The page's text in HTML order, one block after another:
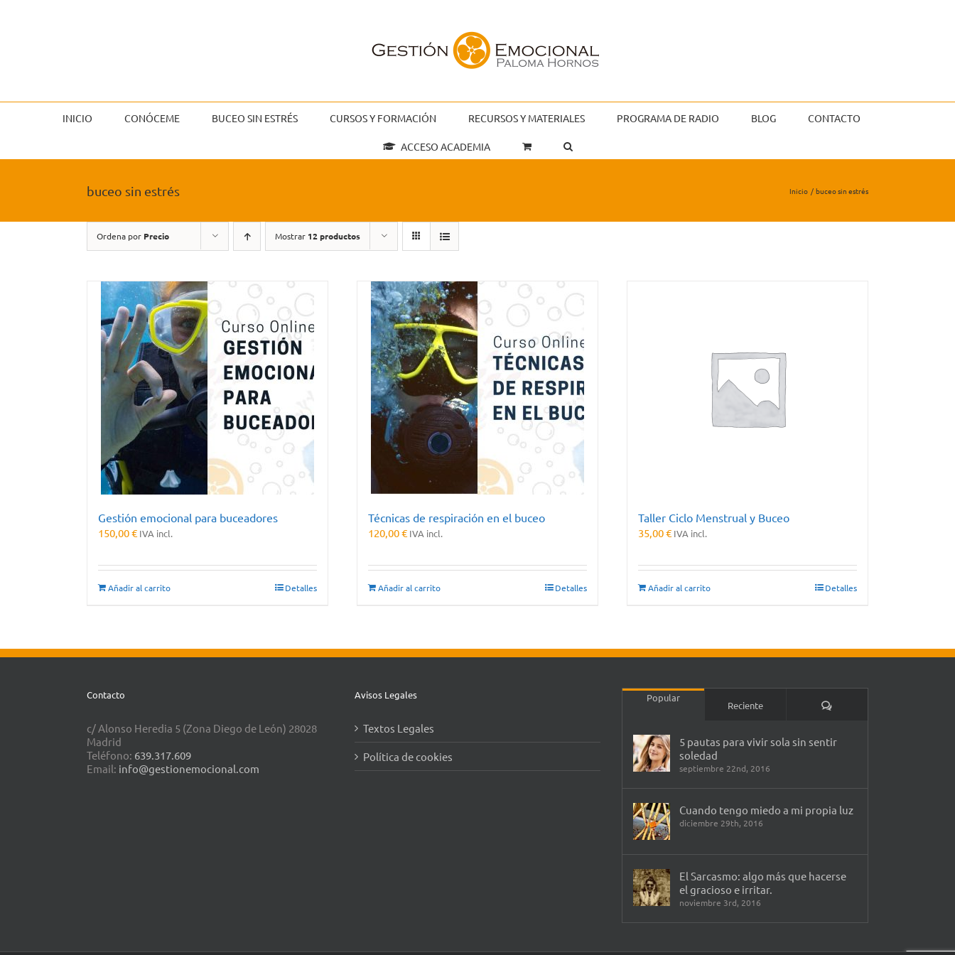
INICIO CONÓCEME BUCEO SIN ESTRÉS CURSOS Y FORMACIÓN RECURSOS Y MATERIALES PROGRAMA DE RADIO BLOG CONTACTO
ACCESO ACADEMIA
buceo sin estrés Inicio buceo sin estrés
Ordena por Precio Mostrar 12 productos
Gestión emocional para buceadores
150,00€ IVA incl.
Añadir al carrito Detalles
Técnicas de respiración en el buceo
120,00€ IVA incl.
Añadir al carrito Detalles
Taller Ciclo Menstrual y Buceo
35,00€ IVA incl.
Añadir al carrito Detalles
Contacto
c/ Alonso Heredia 5 (Zona Diego de León) 28028
Madrid
Teléfono: 639.317.609
Email: info@gestionemocional.com
Avisos Legales
Textos Legales
Política de cookies
Popular
Reciente Comentarios
5 pautas para vivir sola sin sentir
soledad
septiembre 22nd, 2016
Cuando tengo miedo a mi propia luz
diciembre 29th, 2016
El Sarcasmo: algo más que hacerse
el gracioso e irritar.
noviembre 3rd, 2016